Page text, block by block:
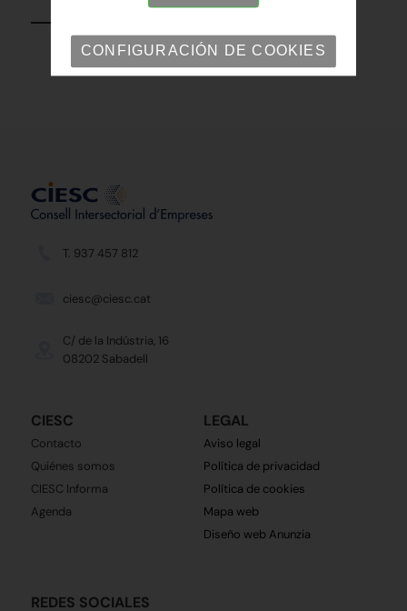
T. 937 457 812
ciesc@ciesc.cat
C/ de la Indústria, 16
08202 Sabadell
CIESC
Contacto
Quiénes somos
CIESC Informa
Agenda
REDES SOCIALES
LEGAL
Aviso legal
Política de privacidad
Política de cookies
Mapa web
Diseño web Anunzia
CONFIGURACIÓN DE COOKIES